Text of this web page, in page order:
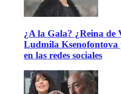
¿A la Gala? ¿Reina de
Ludmila Ksenofontova
en las redes sociales